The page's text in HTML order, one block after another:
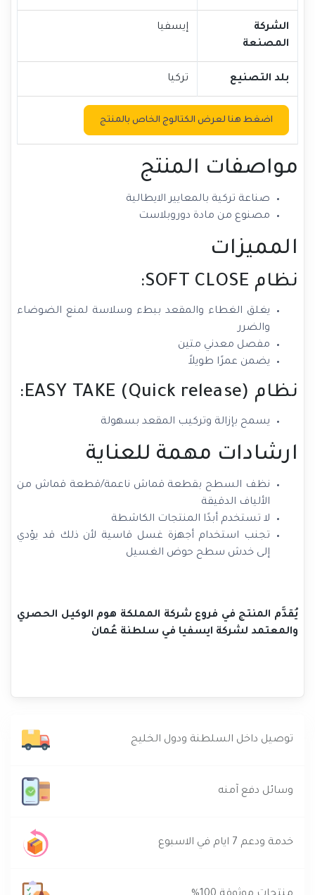
الشركة
المصنعة
إيسفيا
بلد التصنيع تركيا
اضغط هنا لعرض الكتالوج الخاص بالمنتج
مواصفات المنتج
صناعة تركية بالمعايير الايطالية
مصنوع من مادة دوروبلاست
المميزات
نظام SOFT CLOSE:
يغلق الغطاء والمقعد ببطء وسلاسة لمنع الضوضاء
والضرر
مفصل معدني متين
يضمن عمرًا طويلاً
نظام EASY TAKE (Quick release):
يسمح بإزالة وتركيب المقعد بسهولة
ارشادات مهمة للعناية
نظف السطح بقطعة قماش ناعمة/قطعة قماش من
الألياف الدقيقة
لا تستخدم أبدًا المنتجات الكاشطة
تجنب استخدام أجهزة غسل قاسية لأن ذلك قد يؤدي
إلى خدش سطح حوض الغسيل
يُقدَّم المنتج في فروع شركة المملكة هوم الوكيل الحصري
والمعتمد لشركة ايسفيا في سلطنة عُمان
توصيل داخل السلطنة ودول الخليج
وسائل دفع آمنه
خدمة ودعم 7 ايام في الاسبوع